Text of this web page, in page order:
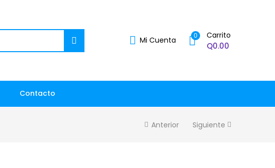
Mi Cuenta 0 Carrito
Q0.00
Contacto
Anterior Siguiente